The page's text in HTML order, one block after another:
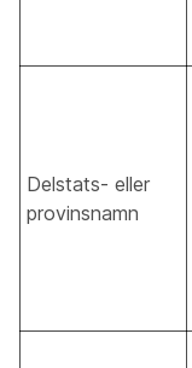
Delstats- eller
provinsnamn